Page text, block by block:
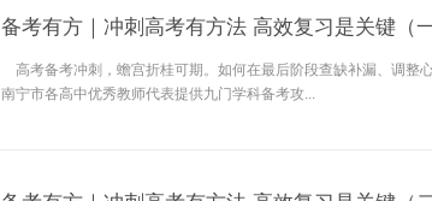
备考有方｜冲刺高考有方法 高效复习是关键（一
高考备考冲刺，蟾宫折桂可期。如何在最后阶段查缺补漏、调整
南宁市各高中优秀教师代表提供九门学科备考攻...